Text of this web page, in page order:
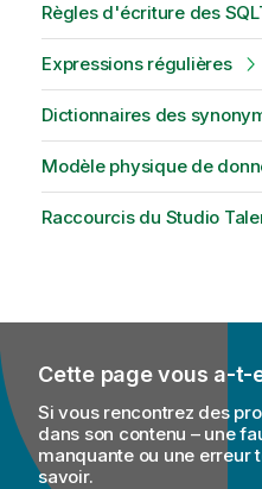
Règles d'écriture des
Expressions régulières
Dictionnaires des
Modèle physique de
Raccourcis du Studio
Cette page vous a-t-
Si vous rencontrez des
dans son contenu – une
manquante ou une erreur
savoir.